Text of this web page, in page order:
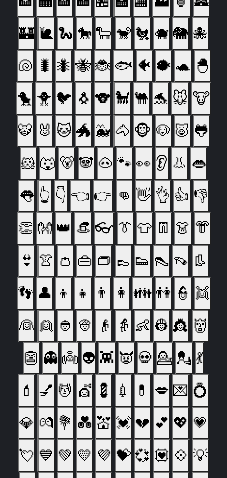
🏰 🐌 🐍 🐎 🐑 🐒 🐔 🐗 🐘 🐙
🐚 🐛 🐜 🐝 🐞 🐟 🐠 🐡 🐢 🐣
🐤 🐥 🐦 🐧 🐨 🐩 🐫 🐬 🐭 🐮
🐯 🐰 🐱 🐲 🐳 🐴 🐵 🐶 🐷 🐸
🐹 🐺 🐻 🐼 🐽 🐾 👀 👂 👃 👄
👅 👆 👇 👈 👉 👊 👋 👌 👍 👎
👏 👐 👑 👒 👓 👔 👕 👖 👗 👘
👙 👚 👛 👜 👝 👞 👟 👠 👡 👢
👣 👤 👦 👧 👨 👩 👪 👫 👮 👯
👰 👱 👲 👳 👴 👵 👶 👷 👸 👹
👺 👻 👼 👽 👾 👿 💀 💁 💂 💃
💄 💅 💆 💇 💈 💉 💊 💋 💌 💍
💎 💏 💐 💑 💒 💓 💔 💕 💖 💗
💘 💙 💚 💛 💜 💝 💞 💟 💠 💡